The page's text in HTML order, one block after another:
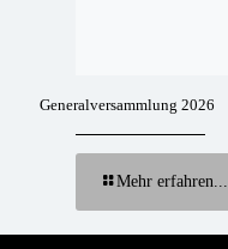
Generalversammlung 2026
Mehr erfahren...